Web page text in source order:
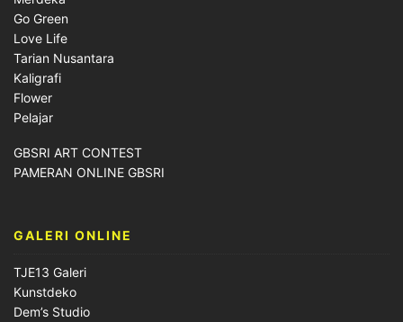
Go Green
Love Life
Tarian Nusantara
Kaligrafi
Flower
Pelajar
GBSRI ART CONTEST
PAMERAN ONLINE GBSRI
GALERI ONLINE
TJE13 Galeri
Kunstdeko
Dem’s Studio